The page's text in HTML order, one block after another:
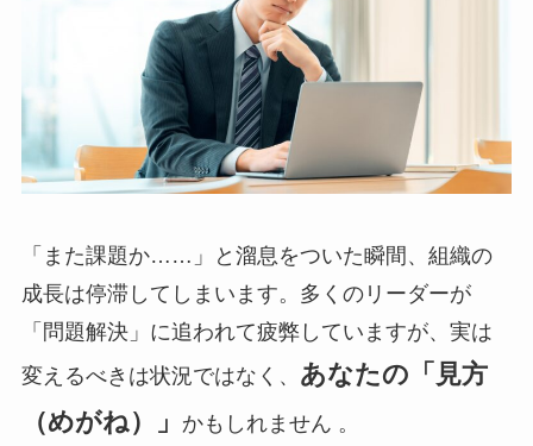
「また課題か……」と溜息をついた瞬間、組織の
成長は停滞してしまいます。多くのリーダーが
「問題解決」に追われて疲弊していますが、実は
変えるべきは状況ではなく、 あなたの「見方
（めがね）」
かもしれません 。